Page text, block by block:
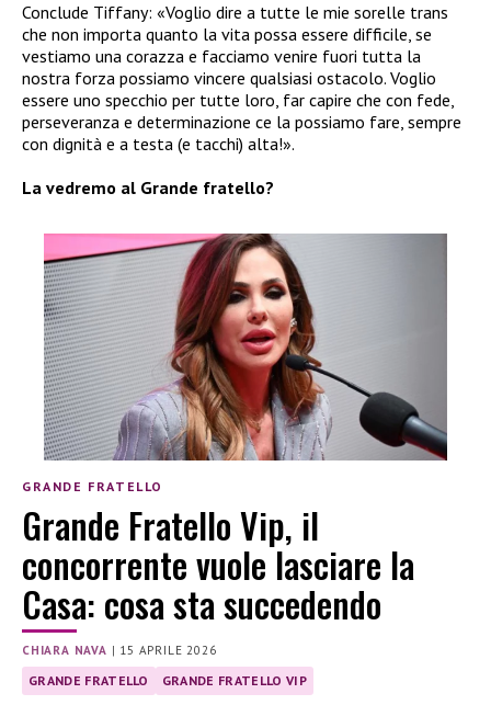
Conclude Tiffany: «Voglio dire a tutte le mie sorelle trans
che non importa quanto la vita possa essere difficile, se
vestiamo una corazza e facciamo venire fuori tutta la
nostra forza possiamo vincere qualsiasi ostacolo. Voglio
essere uno specchio per tutte loro, far capire che con fede,
perseveranza e determinazione ce la possiamo fare, sempre
con dignità e a testa (e tacchi) alta!».
La vedremo al Grande fratello?
GRANDE FRATELLO
Grande Fratello Vip, il
concorrente vuole lasciare la
Casa: cosa sta succedendo
CHIARA NAVA | 15 APRILE 2026
GRANDE FRATELLO GRANDE FRATELLO VIP